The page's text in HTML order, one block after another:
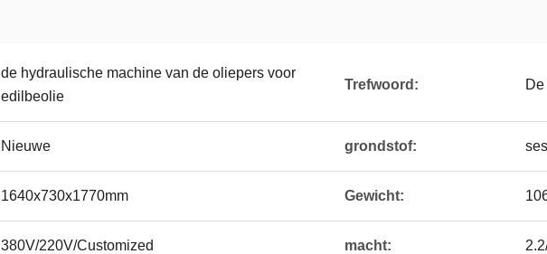
de hydraulische machine van de oliepers voor
edilbeolie
Trefwoord:
Nieuwe grondstof:
1640x730x1770mm Gewicht:
380V/220V/Customized macht: